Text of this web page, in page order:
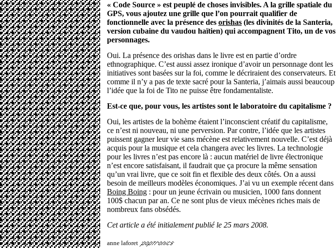
« Code Source » est peuplé de choses invisibles. A la grille spatiale du
GPS, vous ajoutez une grille que l’on pourrait qualifier de
fonctionnelle avec la présence des orishas (les divinités de la Santeria,
version cubaine du vaudou haïtien) qui accompagnent Tito, un de vos
personnages.
Oui. La présence des orishas dans le livre est en partie d’ordre
ethnographique. C’est aussi assez ironique d’avoir un personnage dont les
initiatives sont basées sur la foi, comme le décriraient des conservateurs. Et
comme il n’y a pas de texte sacré pour la Santeria, j’aimais aussi beaucoup
l’idée que la foi de Tito ne puisse être fondamentaliste.
Est-ce que, pour vous, les artistes sont le laboratoire du capitalisme ?
Oui, les artistes de la bohème étaient l’inconscient créatif du capitalisme,
ce n’est ni nouveau, ni une perversion. Par contre, l’idée que les artistes
puissent gagner leur vie sans mécène est relativement nouvelle. C’est déjà
acquis pour la musique et cela changera avec les livres. La technologie
pour les livres n’est pas encore là : aucun matériel de livre électronique
n’est encore satisfaisant, il faudrait que ça procure la même sensation
qu’un vrai livre, que ce soit fin et flexible des deux côtés. On a aussi
besoin de meilleurs modèles économiques. J’ai vu un exemple récent dans
Boing Boing : pour un jeune écrivain ou musicien, 1000 fans donnent
100$ chacun par an. Ce ne sont plus de vieux mécènes riches mais de
nombreux fans obsédés.
Cet article a été initialement publié le 25 mars 2008.
anne laforet